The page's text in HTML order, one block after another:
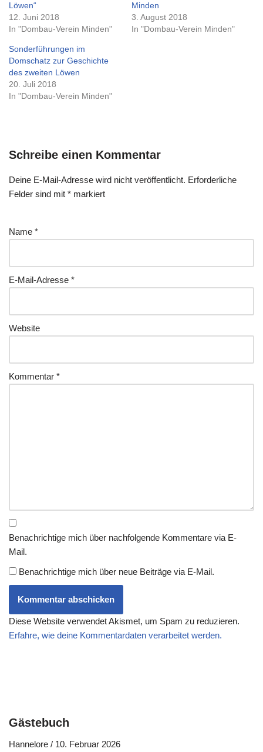
Löwen“
12. Juni 2018
In "Dombau-Verein Minden"
Minden
3. August 2018
In "Dombau-Verein Minden"
Sonderführungen im
Domschatz zur Geschichte
des zweiten Löwen
20. Juli 2018
In "Dombau-Verein Minden"
Schreibe einen Kommentar
Deine E-Mail-Adresse wird nicht veröffentlicht. Erforderliche
Felder sind mit * markiert
Name *
E-Mail-Adresse *
Website
Kommentar *
Benachrichtige mich über nachfolgende Kommentare via E-
Mail.
Benachrichtige mich über neue Beiträge via E-Mail.
Diese Website verwendet Akismet, um Spam zu reduzieren.
Erfahre, wie deine Kommentardaten verarbeitet werden.
Gästebuch
Hannelore / 10. Februar 2026